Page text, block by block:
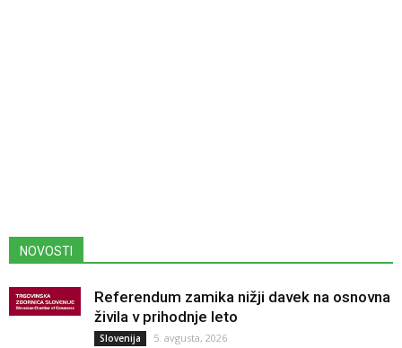
NOVOSTI
Referendum zamika nižji davek na osnovna
živila v prihodnje leto
Slovenija 5. avgusta, 2026